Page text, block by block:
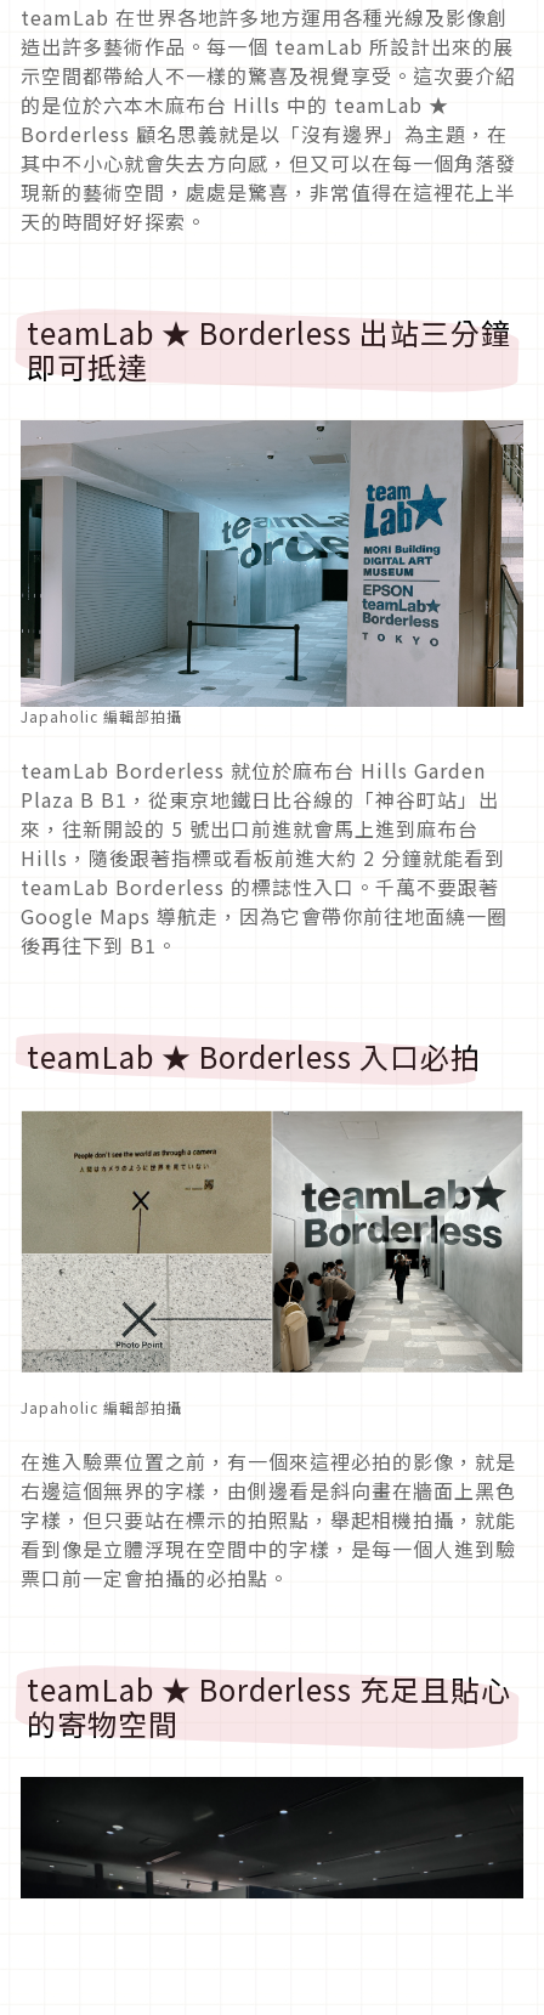
teamLab 在世界各地許多地方運用各種光線及影像創
造出許多藝術作品。每一個 teamLab 所設計出來的展
示空間都帶給人不一樣的驚喜及視覺享受。這次要介紹
的是位於六本木麻布台 Hills 中的 teamLab ★
Borderless 顧名思義就是以「沒有邊界」為主題，在
其中不小心就會失去方向感，但又可以在每一個角落發
現新的藝術空間，處處是驚喜，非常值得在這裡花上半
天的時間好好探索。
teamLab ★ Borderless 出站三分鐘
即可抵達
Japaholic 編輯部拍攝
teamLab Borderless 就位於麻布台 Hills Garden
Plaza B B1，從東京地鐵日比谷線的「神谷町站」出
來，往新開設的 5 號出口前進就會馬上進到麻布台
Hills，隨後跟著指標或看板前進大約 2 分鐘就能看到
teamLab Borderless 的標誌性入口。千萬不要跟著
Google Maps 導航走，因為它會帶你前往地面繞一圈
後再往下到 B1。
teamLab ★ Borderless 入口必拍
Japaholic 編輯部拍攝
在進入驗票位置之前，有一個來這裡必拍的影像，就是
右邊這個無界的字樣，由側邊看是斜向畫在牆面上黑色
字樣，但只要站在標示的拍照點，舉起相機拍攝，就能
看到像是立體浮現在空間中的字樣，是每一個人進到驗
票口前一定會拍攝的必拍點。
teamLab ★ Borderless 充足且貼心
的寄物空間